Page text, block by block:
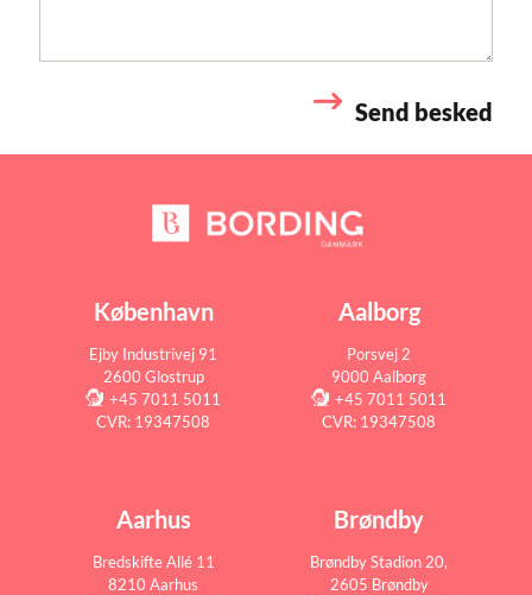
København
Ejby Industrivej 91
2600 Glostrup
+45 7011 5011
CVR: 19347508
Aalborg
Porsvej 2
9000 Aalborg
+45 7011 5011
CVR: 19347508
Aarhus
Bredskifte Allé 11
8210 Aarhus
Brøndby
Brøndby Stadion 20,
2605 Brøndby